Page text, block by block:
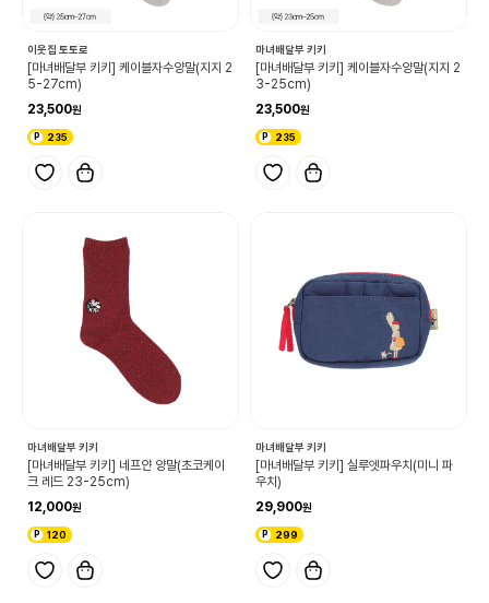
이웃집 토토로
[마녀배달부 키키] 케이블자수양말(지지 2
5-27cm)
23,500
235
마녀배달부 키키
[마녀배달부 키키] 케이블자수양말(지지 2
3-25cm)
23,500
235
마녀배달부 키키
[마녀배달부 키키] 네프얀 양말(초코케이
크 레드 23-25cm)
12,000
120
마녀배달부 키키
[마녀배달부 키키] 실루엣파우치(미니 파
우치)
29,900
299